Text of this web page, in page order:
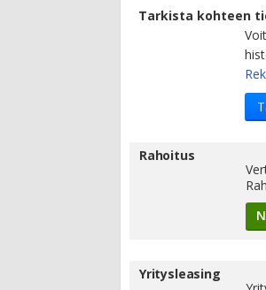
Tarkista kohteen
Rahoitus
Yritysleasing